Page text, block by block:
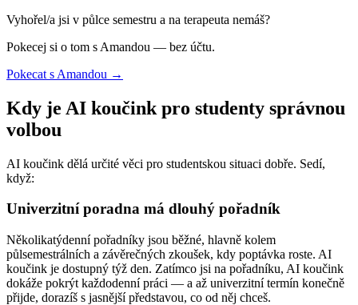
Vyhořel/a jsi v půlce semestru a na terapeuta nemáš?
Pokecej si o tom s Amandou — bez účtu.
Pokecat s Amandou →
Kdy je AI koučink pro studenty správnou
volbou
AI koučink dělá určité věci pro studentskou situaci dobře. Sedí,
když:
Univerzitní poradna má dlouhý pořadník
Několikatýdenní pořadníky jsou běžné, hlavně kolem
půlsemestrálních a závěrečných zkoušek, kdy poptávka roste. AI
koučink je dostupný týž den. Zatímco jsi na pořadníku, AI koučink
dokáže pokrýt každodenní práci — a až univerzitní termín konečně
přijde, dorazíš s jasnější představou, co od něj chceš.